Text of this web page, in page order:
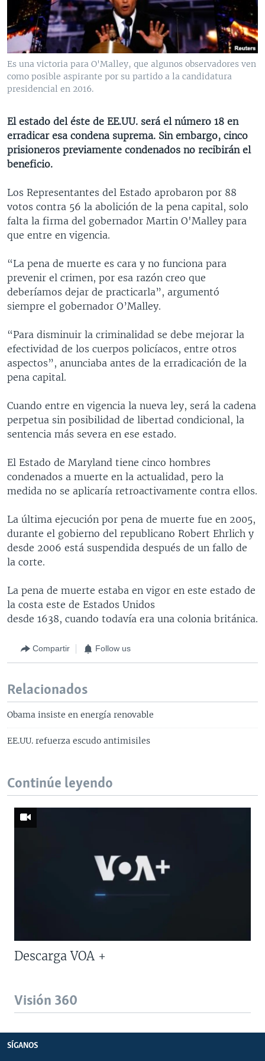
VENEZUELA
BRASIL
NICARAGUA
ECONOMÍA
ENTRETENIMIENTO Y CULTURA
TECNOLOGÍA
DEPORTES
MULTIMEDIA
VIDEOS
FOTOGRAFÍA
AUDIOS
PROGRAMAS TV
EL MUNDO AL DÍA
FORO INTERAMERICANO
LAS CLAVES
PANORAMA
RADIO
AVANCE INFORMATIVO
BUENOS DÍAS AMÉRICA
ESTADOS UNIDOS AL DÍA
EL MUNDO AL DÍA [RADIO]
DEPORTIVO INTERNACIONAL
NOTA ECONÓMICA
DIRECT
Learning English
SÍGANOS
Idiomas
Es una victoria para O'Malley, que algunos observadores ven
como posible aspirante por su partido a la candidatura
presidencial en 2016.
El estado del éste de EE.UU. será el número 18 en
erradicar esa condena suprema. Sin embargo, cinco
prisioneros previamente condenados no recibirán el
beneficio.
Los Representantes del Estado aprobaron por 88
votos contra 56 la abolición de la pena capital, solo
falta la firma del gobernador Martin O'Malley para
que entre en vigencia.
“La pena de muerte es cara y no funciona para
prevenir el crimen, por esa razón creo que
deberíamos dejar de practicarla”, argumentó
siempre el gobernador O’Malley.
“Para disminuir la criminalidad se debe mejorar la
efectividad de los cuerpos policíacos, entre otros
aspectos”, anunciaba antes de la erradicación de la
pena capital.
Cuando entre en vigencia la nueva ley, será la cadena
perpetua sin posibilidad de libertad condicional, la
sentencia más severa en ese estado.
El Estado de Maryland tiene cinco hombres
condenados a muerte en la actualidad, pero la
medida no se aplicaría retroactivamente contra ellos.
La última ejecución por pena de muerte fue en 2005,
durante el gobierno del republicano Robert Ehrlich y
desde 2006 está suspendida después de un fallo de
la corte.
La pena de muerte estaba en vigor en este estado de
la costa este de Estados Unidos
desde 1638, cuando todavía era una colonia británica.
Compartir Follow us
Relacionados
Obama insiste en energía renovable
EE.UU. refuerza escudo antimisiles
Continúe leyendo
Descarga VOA +
Visión 360
SÍGANOS